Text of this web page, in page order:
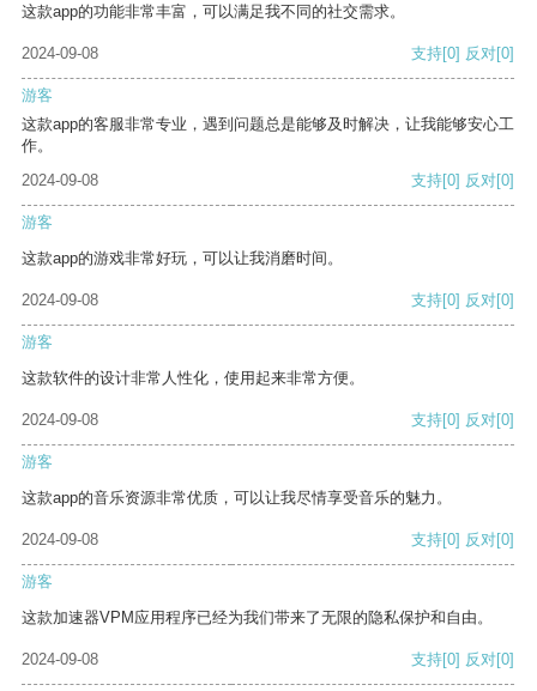
这款app的功能非常丰富，可以满足我不同的社交需求。
2024-09-08 支持[0] 反对[0]
游客
这款app的客服非常专业，遇到问题总是能够及时解决，让我能够安心工
作。
2024-09-08
支持[0] 反对[0]
游客
这款app的游戏非常好玩，可以让我消磨时间。
2024-09-08 支持[0] 反对[0]
游客
这款软件的设计非常人性化，使用起来非常方便。
2024-09-08 支持[0] 反对[0]
游客
这款app的音乐资源非常优质，可以让我尽情享受音乐的魅力。
2024-09-08 支持[0] 反对[0]
游客
这款加速器VPM应用程序已经为我们带来了无限的隐私保护和自由。
2024-09-08 支持[0] 反对[0]